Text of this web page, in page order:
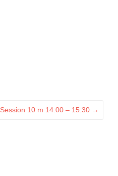
Session 10 m 14:00 – 15:30 →